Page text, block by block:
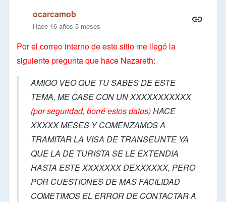
ocarcamob
Hace 16 años 5 meses
Por el correo interno de este sitio me llegó la
siguiente pregunta que hace Nazareth:
AMIGO VEO QUE TU SABES DE ESTE
TEMA, ME CASE CON UN XXXXXXXXXXX
(por seguridad, borré estos datos)HACE
XXXXX MESES Y COMENZAMOS A
TRAMITAR LA VISA DE TRANSEUNTE YA
QUE LA DE TURISTA SE LE EXTENDIA
HASTA ESTE XXXXXXX DEXXXXXX, PERO
POR CUESTIONES DE MAS FACILIDAD
COMETIMOS EL ERROR DE CONTACTAR A